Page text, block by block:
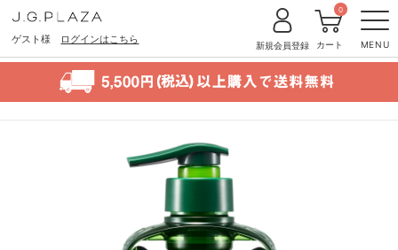
ゲスト様 ログインはこちら MENU
新規会員登録 カート
0